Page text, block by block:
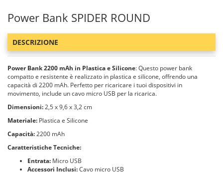
Power Bank SPIDER ROUND
DESCRIZIONE
Power Bank 2200 mAh in Plastica e Silicone: Questo power bank
compatto e resistente è realizzato in plastica e silicone, offrendo una
capacità di 2200 mAh. Perfetto per ricaricare i tuoi dispositivi in
movimento, include un cavo micro USB per la ricarica.
Dimensioni:2,5 x 9,6 x 3,2 cm
Materiale: Plastica e Silicone
Capacità:2200 mAh
Caratteristiche Tecniche:
Entrata: Micro USB
Accessori Inclusi:Cavo micro USB